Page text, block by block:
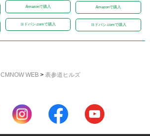
Amazonで購入
ヨドバシ.comで購入
Amazonで購入
ヨドバシ.comで購入
CMNOW WEB> 表参道ヒルズ